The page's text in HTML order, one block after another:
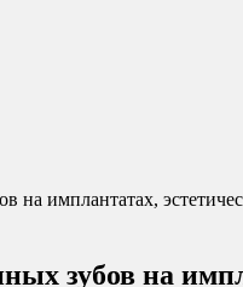
на имплантатах,
зубов на